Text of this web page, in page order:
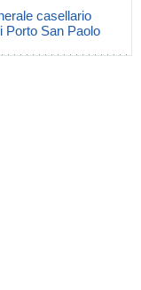
casellario
Porto San Paolo